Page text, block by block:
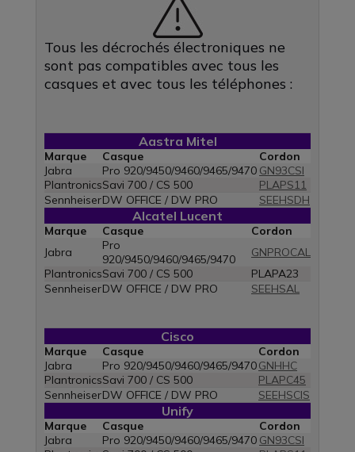
Tous les décrochés électroniques ne
sont pas compatibles avec tous les
casques et avec tous les téléphones :
Aastra Mitel
Marque Casque
Cordon
Jabra
Pro 920/9450/9460/9465/9470 GN93CSI
PlantronicsSavi 700 / CS 500
PLAPS11
SennheiserDW OFFICE / DW PRO SEEHSDH
Alcatel Lucent
Marque Casque
Cordon
Jabra
Pro
920/9450/9460/9465/9470
GNPROCAL
PlantronicsSavi 700 / CS 500
PLAPA23
SennheiserDW OFFICE / DW PRO SEEHSAL
Cisco
Marque Casque
Cordon
Jabra
Pro 920/9450/9460/9465/9470GNHHC
PlantronicsSavi 700 / CS 500
PLAPC45
SennheiserDW OFFICE / DW PRO SEEHSCIS
Unify
Marque Casque
Cordon
Jabra
Pro 920/9450/9460/9465/9470 GN93CSI